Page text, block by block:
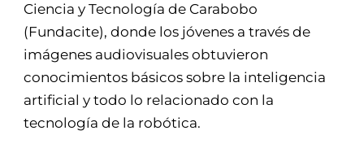
Ciencia y Tecnología de Carabobo
(Fundacite), donde los jóvenes a través de
imágenes audiovisuales obtuvieron
conocimientos básicos sobre la inteligencia
artificial y todo lo relacionado con la
tecnología de la robótica.